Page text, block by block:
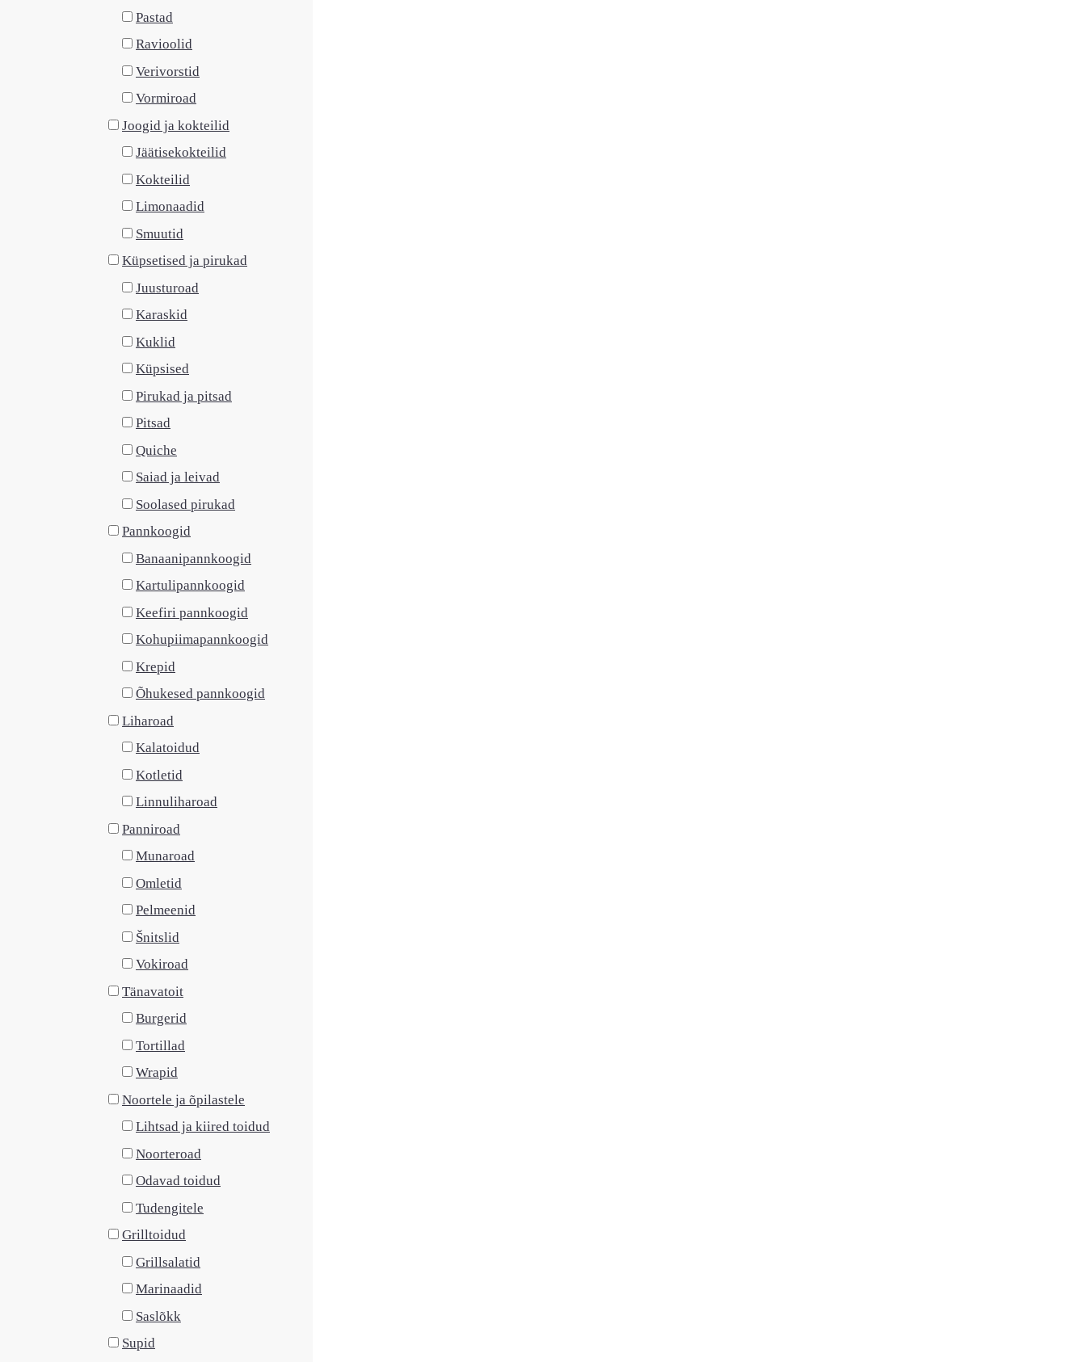
Pastad
Ravioolid
Verivorstid
Vormiroad
Joogid ja kokteilid
Jäätisekokteilid
Kokteilid
Limonaadid
Smuutid
Küpsetised ja pirukad
Juusturoad
Karaskid
Kuklid
Küpsised
Pirukad ja pitsad
Pitsad
Quiche
Saiad ja leivad
Soolased pirukad
Pannkoogid
Banaanipannkoogid
Kartulipannkoogid
Keefiri pannkoogid
Kohupiimapannkoogid
Krepid
Õhukesed pannkoogid
Liharoad
Kalatoidud
Kotletid
Linnuliharoad
Panniroad
Munaroad
Omletid
Pelmeenid
Šnitslid
Vokiroad
Tänavatoit
Burgerid
Tortillad
Wrapid
Noortele ja õpilastele
Lihtsad ja kiired toidud
Noorteroad
Odavad toidud
Tudengitele
Grilltoidud
Grillsalatid
Marinaadid
Saslõkk
Supid